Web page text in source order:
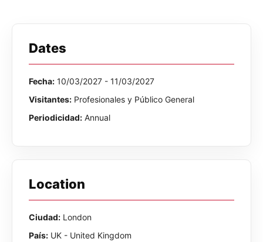
Dates
Fecha: 10/03/2027 - 11/03/2027
Visitantes: Profesionales y Público General
Periodicidad: Annual
Location
Ciudad: London
País: UK - United Kingdom